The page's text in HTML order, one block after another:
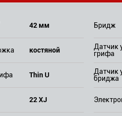
42 мм
костяной
Thin U
22 XJ
Бридж
Датчик
грифа
Датчик
бриджа